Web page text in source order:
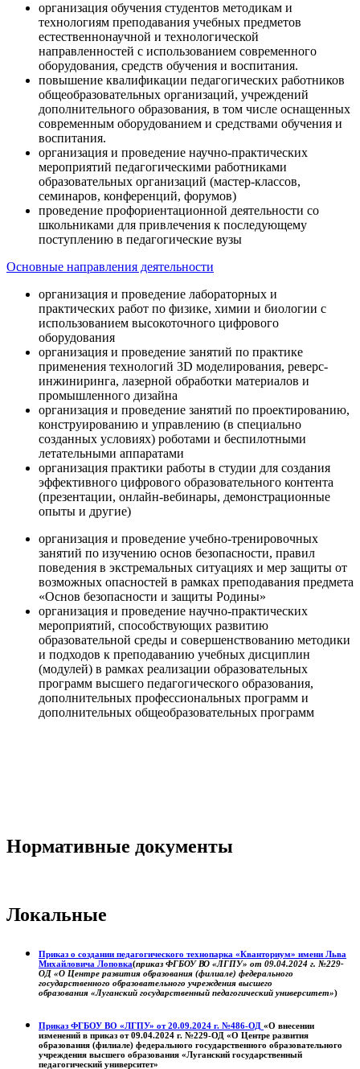
организация обучения студентов методикам и
технологиям преподавания учебных предметов
естественнонаучной и технологической
направленностей с использованием современного
оборудования, средств обучения и воспитания.
повышение квалификации педагогических работников
общеобразовательных организаций, учреждений
дополнительного образования, в том числе оснащенных
современным оборудованием и средствами обучения и
воспитания.
организация и проведение научно-практических
мероприятий педагогическими работниками
образовательных организаций (мастер-классов,
семинаров, конференций, форумов)
проведение профориентационной деятельности со
школьниками для привлечения к последующему
поступлению в педагогические вузы
Основные направления деятельности
организация и проведение лабораторных и
практических работ по физике, химии и биологии с
использованием высокоточного цифрового
оборудования
организация и проведение занятий по практике
применения технологий 3D моделирования, реверс-
инжиниринга, лазерной обработки материалов и
промышленного дизайна
организация и проведение занятий по проектированию,
конструированию и управлению (в специально
созданных условиях) роботами и беспилотными
летательными аппаратами
организация практики работы в студии для создания
эффективного цифрового образовательного контента
(презентации, онлайн-вебинары, демонстрационные
опыты и другие)
организация и проведение учебно-тренировочных
занятий по изучению основ безопасности, правил
поведения в экстремальных ситуациях и мер защиты от
возможных опасностей в рамках преподавания предмета
«Основ безопасности и защиты Родины»
организация и проведение научно-практических
мероприятий, способствующих развитию
образовательной среды и совершенствованию методики
и подходов к преподаванию учебных дисциплин
(модулей) в рамках реализации образовательных
программ высшего педагогического образования,
дополнительных профессиональных программ и
дополнительных общеобразовательных программ
Нормативные документы
Локальные
Приказ о создании педагогического технопарка «Кванториум» имени Льва
Михайловича Лоповка(приказ ФГБОУ ВО «ЛГПУ» от 09.04.2024 г. №229-
ОД «О Центре развития образования (филиале) федерального
государственного образовательного учреждения высшего
образования «Луганский государственный педагогический университет»)
Приказ ФГБОУ ВО «ЛГПУ» от 20.09.2024 г. №486-ОД «О внесении
изменений в приказ от 09.04.2024 г. №229-ОД «О Центре развития
образования (филиале) федерального государственного образовательного
учреждения высшего образования «Луганский государственный
педагогический университет»